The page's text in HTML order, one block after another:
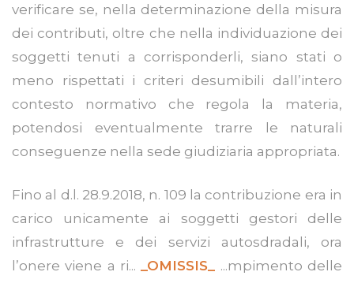
verificare se, nella determinazione della misura
dei contributi, oltre che nella individuazione dei
soggetti tenuti a corrisponderli, siano stati o
meno rispettati i criteri desumibili dall’intero
contesto normativo che regola la materia,
potendosi eventualmente trarre le naturali
conseguenze nella sede giudiziaria appropriata.
Fino al d.l. 28.9.2018, n. 109 la contribuzione era in
carico unicamente ai soggetti gestori delle
infrastrutture e dei servizi autosdradali, ora
l’onere viene a ri...
_OMISSIS_
...mpimento delle